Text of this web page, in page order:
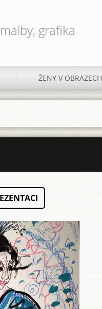
grafika
ŽENY V OBRAZECH